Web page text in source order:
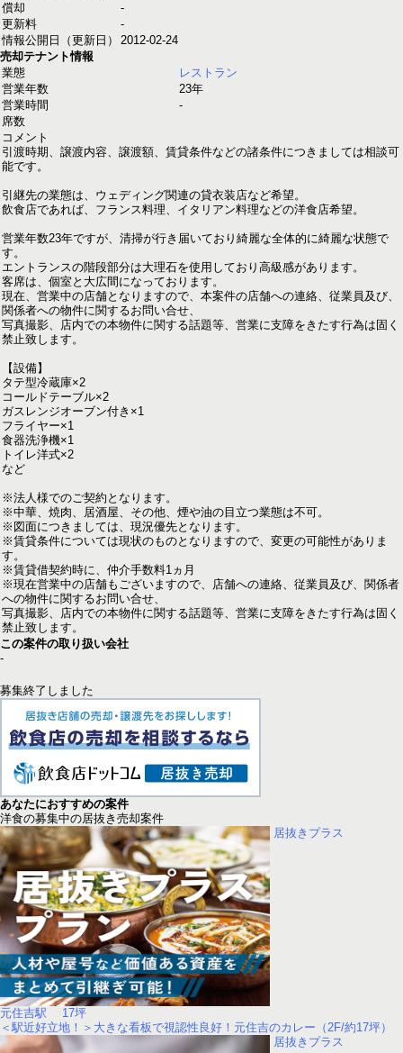
償却
-
更新料
-
情報公開日（更新日）
2012-02-24
売却テナント情報
業態
レストラン
営業年数
23年
営業時間
-
席数
コメント
引渡時期、譲渡内容、譲渡額、賃貸条件などの諸条件につきましては相談可
能です。
引継先の業態は、ウェディング関連の貸衣装店など希望。
飲食店であれば、フランス料理、イタリアン料理などの洋食店希望。
営業年数23年ですが、清掃が行き届いており綺麗な全体的に綺麗な状態で
す。
エントランスの階段部分は大理石を使用しており高級感があります。
客席は、個室と大広間になっております。
現在、営業中の店舗となりますので、本案件の店舗への連絡、従業員及び、
関係者への物件に関するお問い合せ、
写真撮影、店内での本物件に関する話題等、営業に支障をきたす行為は固く
禁止致します。
【設備】
タテ型冷蔵庫×2
コールドテーブル×2
ガスレンジオーブン付き×1
フライヤー×1
食器洗浄機×1
トイレ洋式×2
など
※法人様でのご契約となります。
※中華、焼肉、居酒屋、その他、煙や油の目立つ業態は不可。
※図面につきましては、現況優先となります。
※賃貸条件については現状のものとなりますので、変更の可能性がありま
す。
※賃貸借契約時に、仲介手数料1ヵ月
※現在営業中の店舗もございますので、店舗への連絡、従業員及び、関係者
への物件に関するお問い合せ、
写真撮影、店内での本物件に関する話題等、営業に支障をきたす行為は固く
禁止致します。
この案件の取り扱い会社
-
募集終了しました
あなたにおすすめの案件
洋食の募集中の居抜き売却案件
居抜きプラス
元住吉駅 17坪
＜駅近好立地！＞大きな看板で視認性良好！元住吉のカレー（2F/約17坪）
居抜きプラス